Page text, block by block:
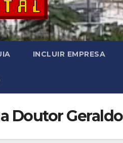
INCLUIR EMPRESA
Doutor